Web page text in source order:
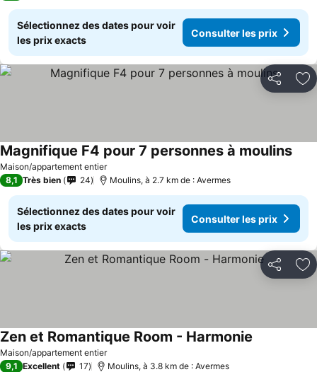
Sélectionnez des dates pour voir
les prix exacts
Consulter les prix
Partager
Maison/appartement entier
Magnifique F4 pour 7 personnes à moulins
8,1 Très bien 24 Moulins, à 2.7 km de : Avermes
Sélectionnez des dates pour voir
les prix exacts
Consulter les prix
Partager
Maison/appartement entier
Zen et Romantique Room - Harmonie
9,1 Excellent 17 Moulins, à 3.8 km de : Avermes